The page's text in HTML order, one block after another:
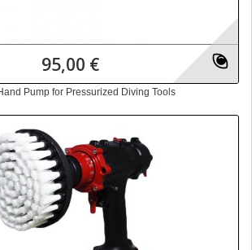
95,00 €
Pump for Pressurized Diving Tools